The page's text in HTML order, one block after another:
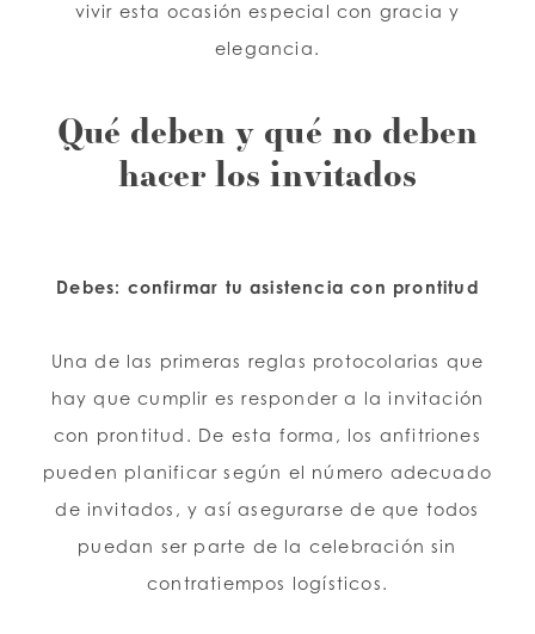
vivir esta ocasión especial con gracia y
elegancia.
Qué deben y qué no deben
hacer los invitados
Debes: confirmar tu asistencia con prontitud
Una de las primeras reglas protocolarias que
hay que cumplir es responder a la invitación
con prontitud. De esta forma, los anfitriones
pueden planificar según el número adecuado
de invitados, y así asegurarse de que todos
puedan ser parte de la celebración sin
contratiempos logísticos.